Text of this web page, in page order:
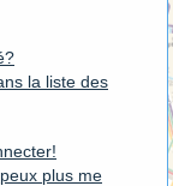
la liste des
plus me